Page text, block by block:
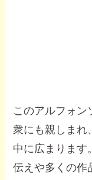
このアルフォン
衆にも親しまれ
中に広まります
伝えや多くの作